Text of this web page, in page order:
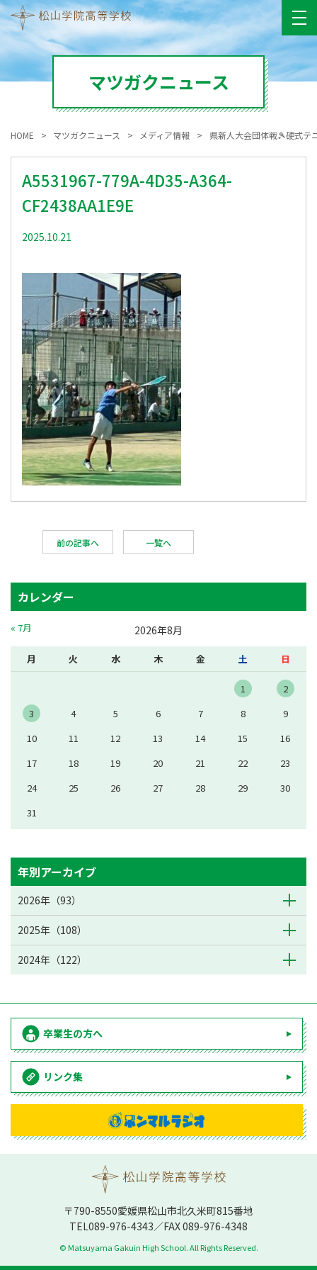
マツガクニュース
HOME マツガクニュース メディア情報 県新人大会団体戦🎾硬式
A5531967-779A-4D35-A364-
CF2438AA1E9E
2025.10.21
前の記事へ 一覧へ
カレンダー
2026年8月
月 火 水 木 金 土 日
1
2
3
4 5 6 7 8
9
10
11 12 13 14 15
16
17
18 19 20 21 22
23
24
25 26 27 28 29
30
31
« 7月
年別アーカイブ
2026年（93）
2025年（108）
2024年（122）
卒業生の方へ
リンク集
〒790-8550愛媛県松⼭市北久⽶町815番地
TEL089-976-4343／FAX 089-976-4348
© Matsuyama Gakuin High School. All Rights Reserved.